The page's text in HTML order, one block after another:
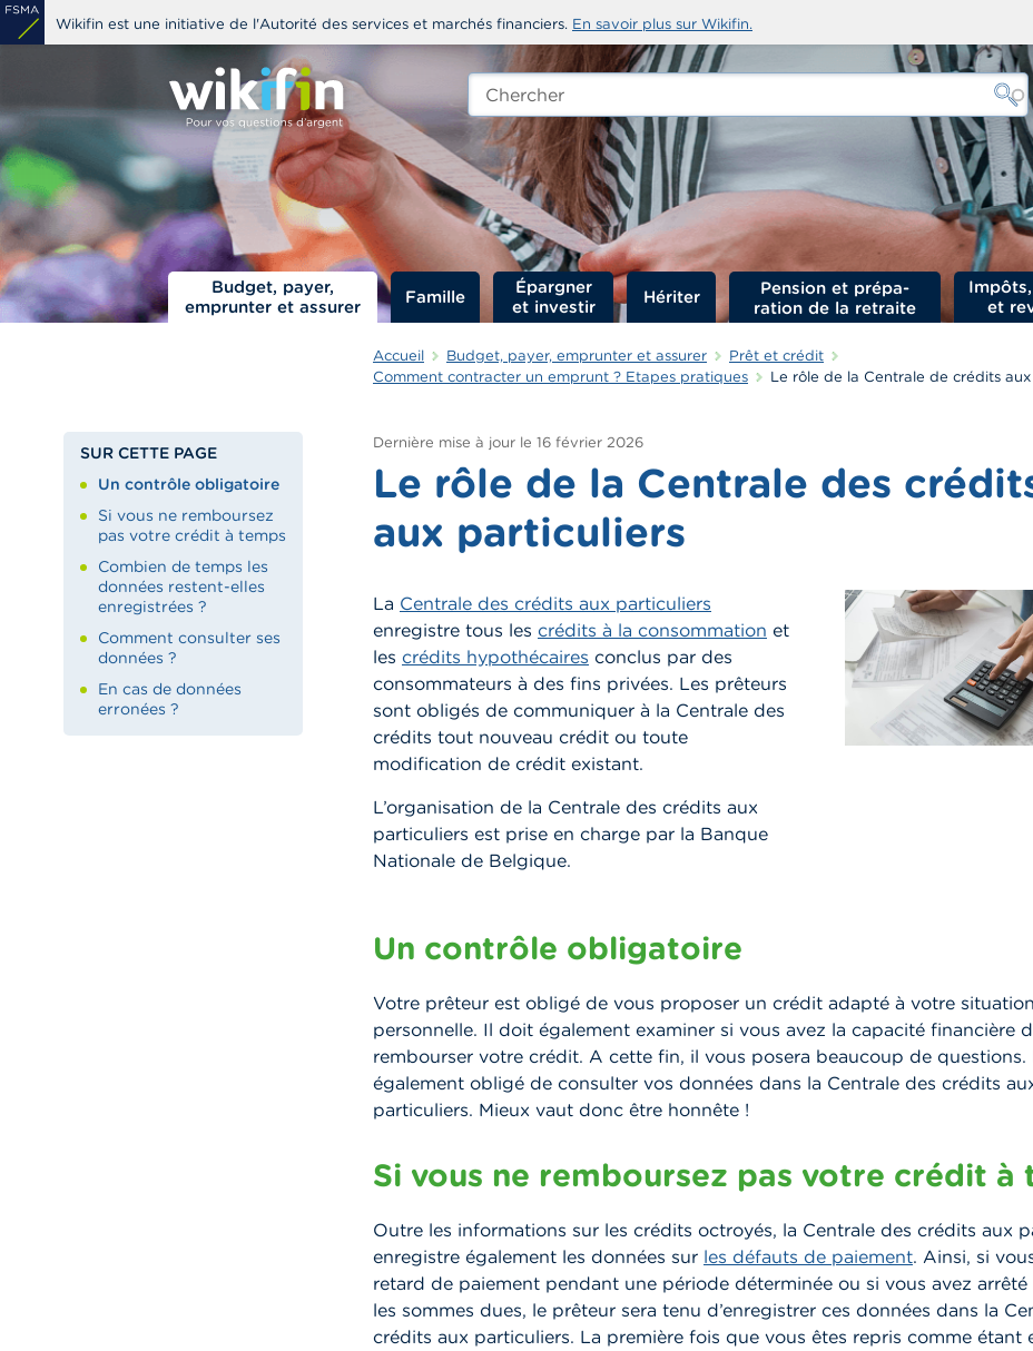
Aller
au
Wikifin est une initiative de l'Autorité des services et marchés financiers. En savoir plus sur Wikifin.
Chercher
edit-
Budget, payer,
emprunter et assurer
Famille
Épargner
et investir
Hériter
et
Accueil Budget, payer, emprunter et assurer
Prêt et crédit
Comment contracter un emprunt ? Etapes pratiques
Le rôle de la Centrale de crédits
Dernière mise à jour le 16 février 2026
Le rôle de la Centrale des
aux particuliers
La Centrale des crédits aux particuliers
enregistre tous les crédits à la consommation et
les crédits hypothécaires conclus par des
consommateurs à des fins privées. Les prêteurs
sont obligés de communiquer à la Centrale des
crédits tout nouveau crédit ou toute
modification de crédit existant.
L’organisation de la Centrale des crédits aux
particuliers est prise en charge par la Banque
Nationale de Belgique.
SUR CETTE PAGE
Un contrôle obligatoire
Si vous ne remboursez
pas votre crédit à temps
Combien de temps les
données restent-elles
enregistrées ?
Comment consulter ses
données ?
En cas de données
erronées ?
Un contrôle obligatoire
Votre prêteur est obligé de vous proposer un crédit adapté à votre situation
personnelle. Il doit également examiner si vous avez la capacité financière
rembourser votre crédit. A cette fin, il vous posera beaucoup de questions.
également obligé de consulter vos données dans la Centrale des crédits
particuliers. Mieux vaut donc être honnête !
Si vous ne remboursez pas votre crédit à
Outre les informations sur les crédits octroyés, la Centrale des crédits aux
enregistre également les données sur les défauts de paiement. Ainsi, si
retard de paiement pendant une période déterminée ou si vous avez
les sommes dues, le prêteur sera tenu d’enregistrer ces données dans la
crédits aux particuliers. La première fois que vous êtes repris comme étant